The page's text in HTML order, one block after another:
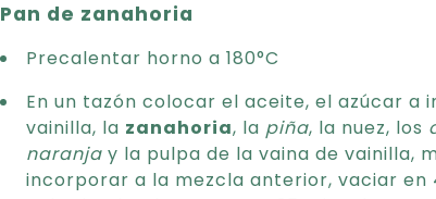
Pan de zanahoria
Precalentar horno a 180°C
En un tazón colocar el aceite, el azúcar
vainilla, la zanahoria, la piña, la nuez, los
naranja y la pulpa de la vaina de vainilla,
incorporar a la mezcla anterior, vaciar en